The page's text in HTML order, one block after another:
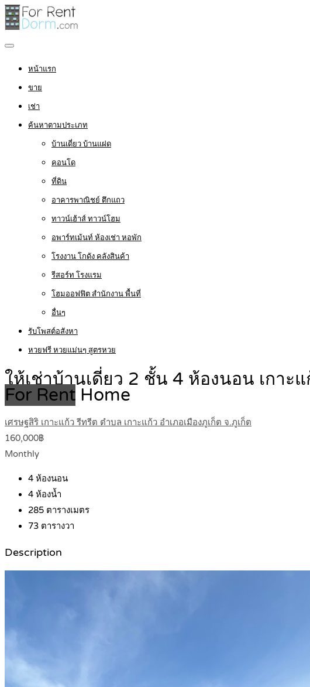
หน้าแรก
ขาย
เช่า
ค้นหาตามประเภท
บ้านเดี่ยว บ้านแฝด
คอนโด
ที่ดิน
อาคารพาณิชย์ ตึกแถว
ทาวน์เฮ้าส์ ทาวน์โฮม
อพาร์ทเม้นท์ ห้องเช่า หอพัก
โรงงาน โกดัง คลังสินค้า
รีสอร์ท โรงแรม
โฮมออฟฟิต สำนักงาน พื้นที่
อื่นๆ
รับโพสต์อสังหา
หวยฟรี หวยแม่นๆ สูตรหวย
ให้เช่าบ้านเดี่ยว 2 ชั้น 4 ห้องนอน เกาะ
For Rent Home
เศรษฐสิริ เกาะแก้ว รีทรีต ตำบล เกาะแก้ว อำเภอเมืองภูเก็ต จ.ภูเก็ต
160,000฿
Monthly
4 ห้องนอน
4 ห้องน้ำ
285 ตารางเมตร
73 ตารางวา
Description